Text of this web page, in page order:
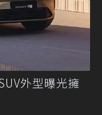
外型曝光擁